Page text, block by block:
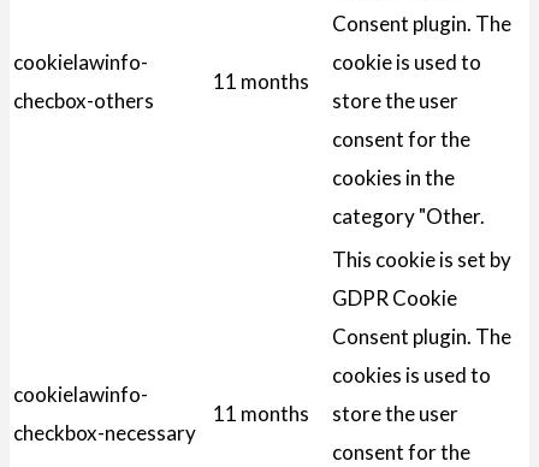
cookielawinfo-
checbox-others
11 months
Consent plugin. The
cookie is used to
store the user
consent for the
cookies in the
category "Other.
cookielawinfo-
checkbox-necessary
11 months
This cookie is set by
GDPR Cookie
Consent plugin. The
cookies is used to
store the user
consent for the